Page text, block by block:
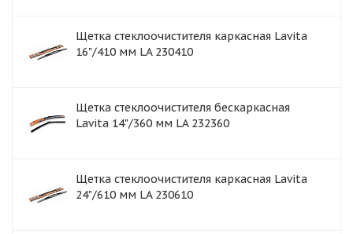
Щетка стеклоочистителя каркасная Lavita
16"/410 мм LA 230410
Щетка стеклоочистителя бескаркасная
Lavita 14"/360 мм LA 232360
Щетка стеклоочистителя каркасная Lavita
24"/610 мм LA 230610